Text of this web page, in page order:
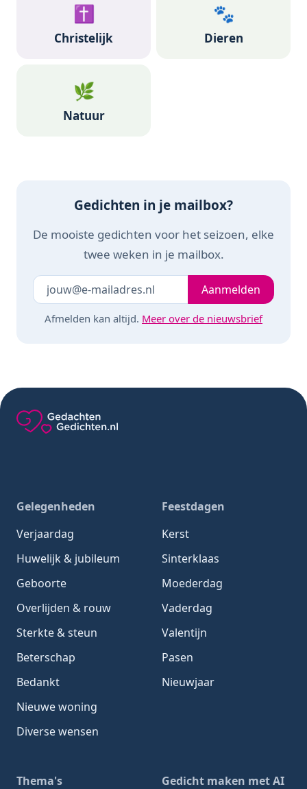
✝️
Christelijk
🐾
Dieren
🌿
Natuur
Gedichten in je mailbox?
De mooiste gedichten voor het seizoen, elke
twee weken in je mailbox.
Laat dit veld leeg Je e-mailadresAanmelden
Afmelden kan altijd. Meer over de nieuwsbrief
Gelegenheden
Verjaardag
Huwelijk & jubileum
Geboorte
Overlijden & rouw
Sterkte & steun
Beterschap
Bedankt
Nieuwe woning
Diverse wensen
Feestdagen
Kerst
Sinterklaas
Moederdag
Vaderdag
Valentijn
Pasen
Nieuwjaar
Thema's
Gedicht maken met AI